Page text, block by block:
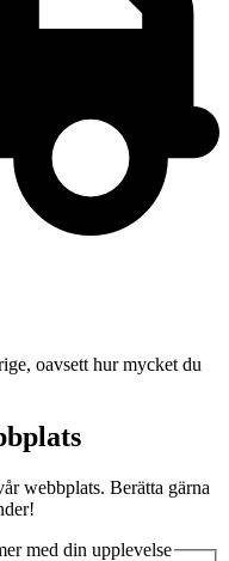
oavsett hur mycket du
webbplats. Berätta gärna
med din upplevelse